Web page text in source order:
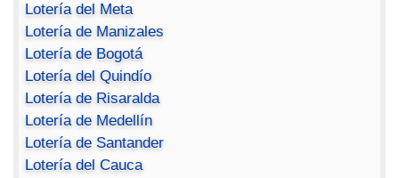
Lotería del Meta
Lotería de Manizales
Lotería de Bogotá
Lotería del Quindío
Lotería de Risaralda
Lotería de Medellín
Lotería de Santander
Lotería del Cauca